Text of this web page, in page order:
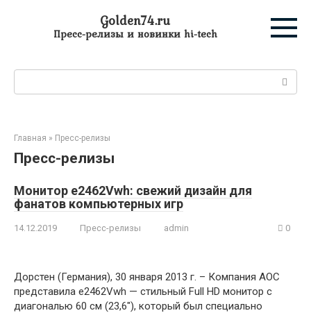
Golden74.ru
Пресс-релизы и новинки hi-tech
Главная » Пресс-релизы
Пресс-релизы
Монитор e2462Vwh: свежий дизайн для
фанатов компьютерных игр
14.12.2019 Пресс-релизы admin 0
Дорстен (Германия), 30 января 2013 г. – Компания AOC
представила e2462Vwh — стильный Full HD монитор с
диагональю 60 см (23,6″), который был специально